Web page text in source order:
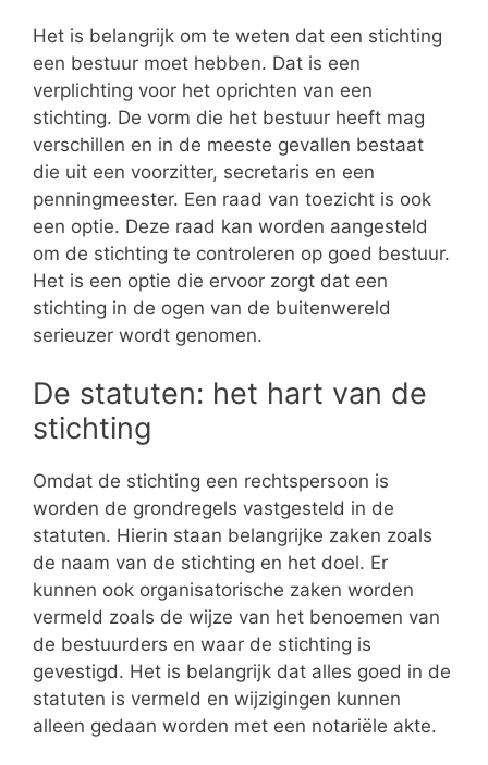
Het is belangrijk om te weten dat een stichting
een bestuur moet hebben. Dat is een
verplichting voor het oprichten van een
stichting. De vorm die het bestuur heeft mag
verschillen en in de meeste gevallen bestaat
die uit een voorzitter, secretaris en een
penningmeester. Een raad van toezicht is ook
een optie. Deze raad kan worden aangesteld
om de stichting te controleren op goed bestuur.
Het is een optie die ervoor zorgt dat een
stichting in de ogen van de buitenwereld
serieuzer wordt genomen.
De statuten: het hart van de
stichting
Omdat de stichting een rechtspersoon is
worden de grondregels vastgesteld in de
statuten. Hierin staan belangrijke zaken zoals
de naam van de stichting en het doel. Er
kunnen ook organisatorische zaken worden
vermeld zoals de wijze van het benoemen van
de bestuurders en waar de stichting is
gevestigd. Het is belangrijk dat alles goed in de
statuten is vermeld en wijzigingen kunnen
alleen gedaan worden met een notariële akte.